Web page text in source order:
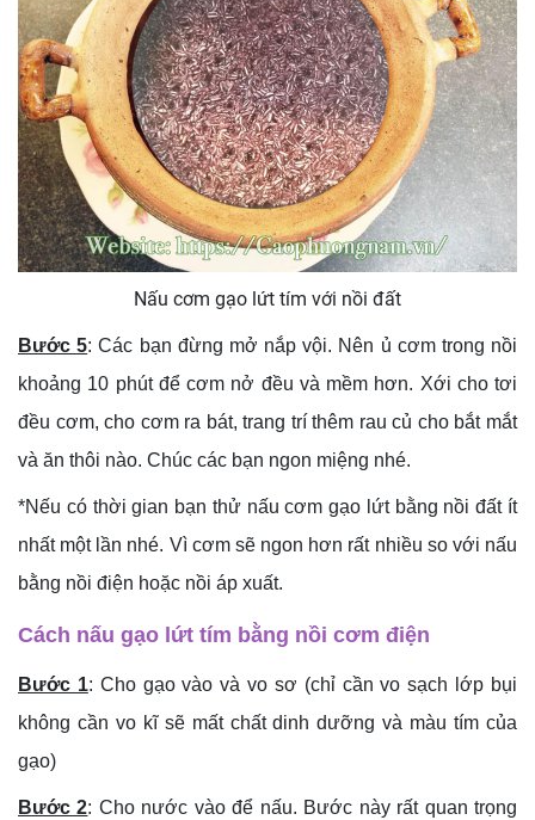
Nấu cơm gạo lứt tím với nồi đất
Bước 5: Các bạn đừng mở nắp vội. Nên ủ cơm trong nồi
khoảng 10 phút để cơm nở đều và mềm hơn. Xới cho tơi
đều cơm, cho cơm ra bát, trang trí thêm rau củ cho bắt mắt
và ăn thôi nào. Chúc các bạn ngon miệng nhé.
*Nếu có thời gian bạn thử nấu cơm gạo lứt bằng nồi đất ít
nhất một lần nhé. Vì cơm sẽ ngon hơn rất nhiều so với nấu
bằng nồi điện hoặc nồi áp xuất.
Cách nấu gạo lứt tím bằng nồi cơm điện
Bước 1: Cho gạo vào và vo sơ (chỉ cần vo sạch lớp bụi
không cần vo kĩ sẽ mất chất dinh dưỡng và màu tím của
gạo)
Bước 2: Cho nước vào để nấu. Bước này rất quan trọng